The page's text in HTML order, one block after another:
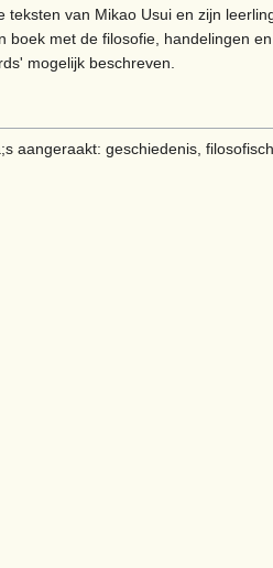
van Mikao Usui en zijn
met de filosofie, handelingen
mogelijk beschreven.
aangeraakt: geschiedenis,